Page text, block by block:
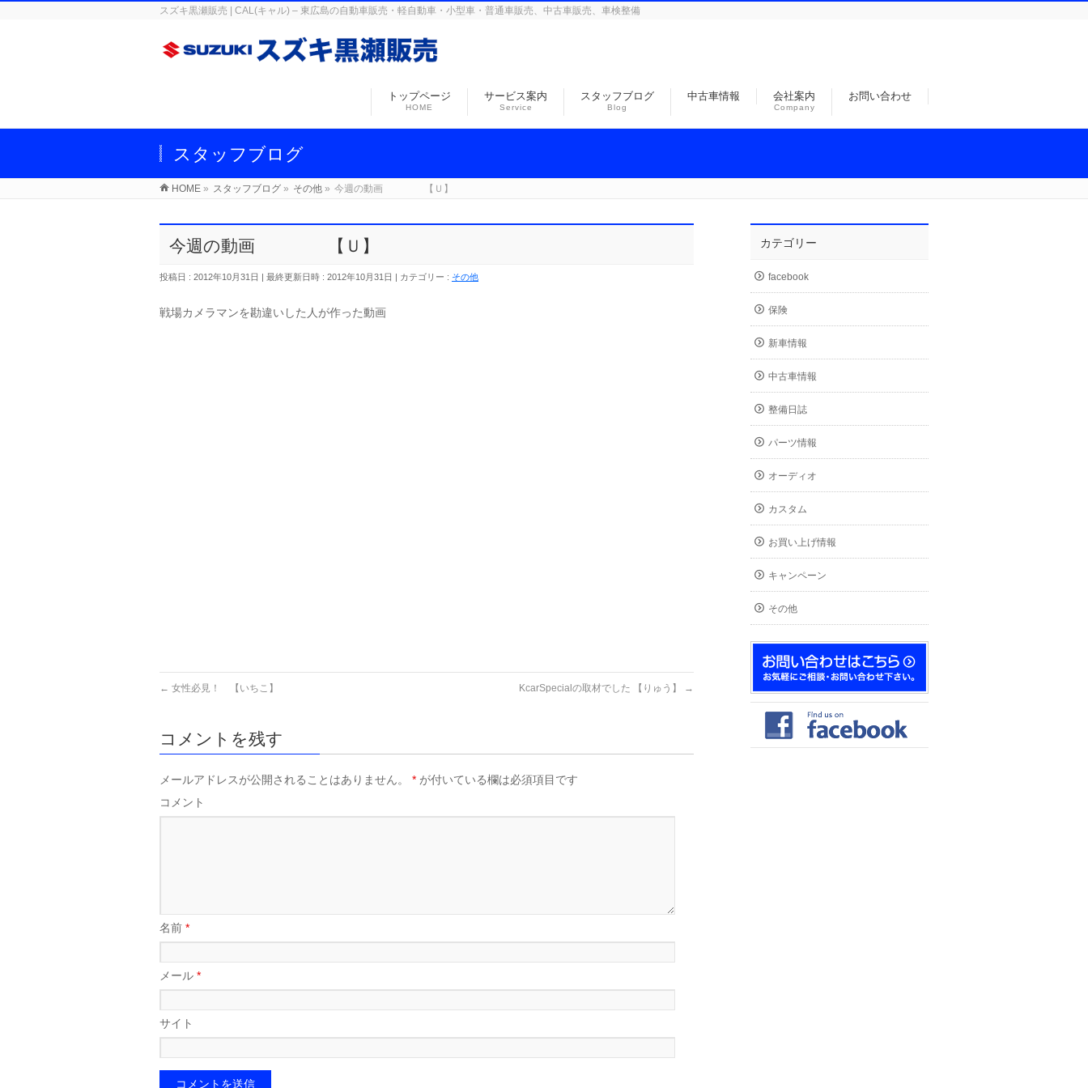
スズキ黒瀬販売 | CAL(キャル) – 東広島の自動車販売・軽自動車・小型車・普通車販売、中古車販売、車検整備
トップページ
HOME
サービス案内
Service
スタッフブログ
Blog
中古車情報 会社案内
Company
お問い合わせ
スタッフブログ
HOME » スタッフブログ » その他 » 今週の動画 【Ｕ】
今週の動画 【Ｕ】
投稿日 : 2012年10月31日 最終更新日時 : 2012年10月31日 カテゴリー : その他
戦場カメラマンを勘違いした人が作った動画
← 女性必見！ 【いちこ】 KcarSpecialの取材でした 【りゅう】 →
コメントを残す
メールアドレスが公開されることはありません。 * が付いている欄は必須項目です
コメント
名前 *
メール *
サイト
カテゴリー
facebook
保険
新車情報
中古車情報
整備日誌
パーツ情報
オーディオ
カスタム
お買い上げ情報
キャンペーン
その他